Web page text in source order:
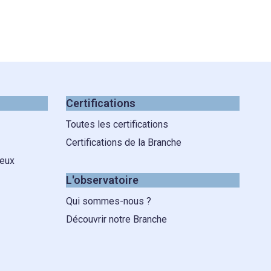
Certifications
Toutes les certifications
Certifications de la Branche
L'observatoire
Qui sommes-nous ?
Découvrir notre Branche